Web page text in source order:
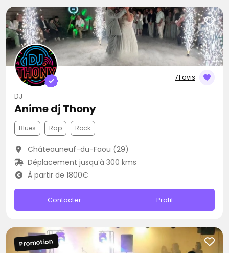
71 avis
DJ
Anime dj Thony
Blues Rap Rock
Châteauneuf-du-Faou (29)
Déplacement jusqu’à 300 kms
À partir de 1800€
Contacter Profil
Promotion